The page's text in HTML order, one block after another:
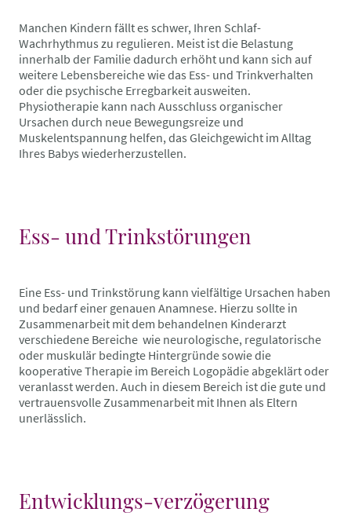
Manchen Kindern fällt es schwer, Ihren Schlaf-
Wachrhythmus zu regulieren. Meist ist die Belastung
innerhalb der Familie dadurch erhöht und kann sich auf
weitere Lebensbereiche wie das Ess- und Trinkverhalten
oder die psychische Erregbarkeit ausweiten.
Physiotherapie kann nach Ausschluss organischer
Ursachen durch neue Bewegungsreize und
Muskelentspannung helfen, das Gleichgewicht im Alltag
Ihres Babys wiederherzustellen.
Ess- und Trinkstörungen
Eine Ess- und Trinkstörung kann vielfältige Ursachen haben
und bedarf einer genauen Anamnese. Hierzu sollte in
Zusammenarbeit mit dem behandelnen Kinderarzt
verschiedene Bereiche wie neurologische, regulatorische
oder muskulär bedingte Hintergründe sowie die
kooperative Therapie im Bereich Logopädie abgeklärt oder
veranlasst werden. Auch in diesem Bereich ist die gute und
vertrauensvolle Zusammenarbeit mit Ihnen als Eltern
unerlässlich.
Entwicklungs-verzögerung